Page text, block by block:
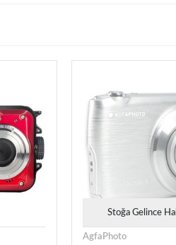
Stoğa Gelince
AgfaPhoto